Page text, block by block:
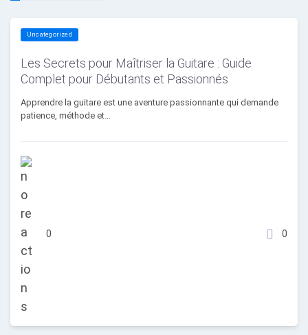
Uncategorized
Les Secrets pour Maîtriser la Guitare : Guide
Complet pour Débutants et Passionnés
Apprendre la guitare est une aventure passionnante qui demande
patience, méthode et…
0 0